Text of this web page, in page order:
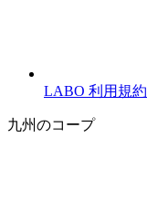
LABO 利用規約
九州のコープ